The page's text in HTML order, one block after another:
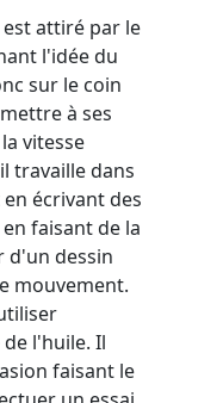
attiré par le
l'idée du
sur le coin
à ses
vitesse
travaille dans
écrivant des
faisant de la
d'un dessin
mouvement.
l'huile. Il
faisant le